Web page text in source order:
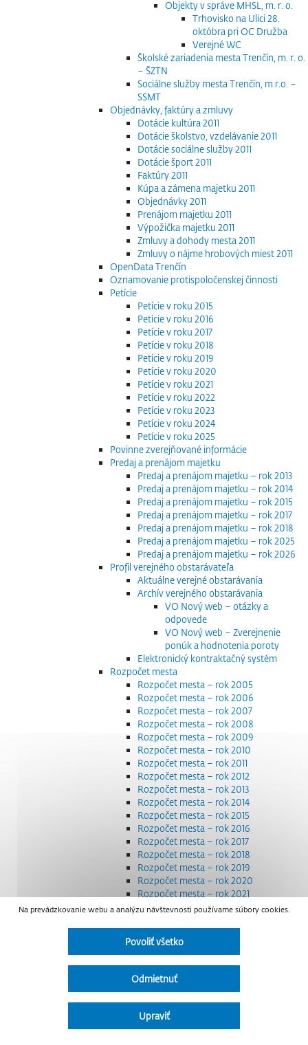
Objekty v správe MHSL, m. r. o.
Trhovisko na Ulici 28.
októbra pri OC Družba
Verejné WC
Školské zariadenia mesta Trenčín, m. r. o.
– ŠZTN
Sociálne služby mesta Trenčín, m.r.o. –
SSMT
Objednávky, faktúry a zmluvy
Dotácie kultúra 2011
Dotácie školstvo, vzdelávanie 2011
Dotácie sociálne služby 2011
Dotácie šport 2011
Faktúry 2011
Kúpa a zámena majetku 2011
Objednávky 2011
Prenájom majetku 2011
Výpožička majetku 2011
Zmluvy a dohody mesta 2011
Zmluvy o nájme hrobových miest 2011
OpenData Trenčín
Oznamovanie protispoločenskej činnosti
Petície
Petície v roku 2015
Petície v roku 2016
Petície v roku 2017
Petície v roku 2018
Petície v roku 2019
Petície v roku 2020
Petície v roku 2021
Petície v roku 2022
Petície v roku 2023
Petície v roku 2024
Petície v roku 2025
Povinne zverejňované informácie
Predaj a prenájom majetku
Predaj a prenájom majetku – rok 2013
Predaj a prenájom majetku – rok 2014
Predaj a prenájom majetku – rok 2015
Predaj a prenájom majetku – rok 2017
Predaj a prenájom majetku – rok 2018
Predaj a prenájom majetku – rok 2025
Predaj a prenájom majetku – rok 2026
Profil verejného obstarávateľa
Aktuálne verejné obstarávania
Archív verejného obstarávania
VO Nový web – otázky a
odpovede
VO Nový web – Zverejnenie
ponúk a hodnotenia poroty
Elektronický kontraktačný systém
Rozpočet mesta
Rozpočet mesta – rok 2005
Rozpočet mesta – rok 2006
Rozpočet mesta – rok 2007
Rozpočet mesta – rok 2008
Rozpočet mesta – rok 2009
Rozpočet mesta – rok 2010
Rozpočet mesta – rok 2011
Rozpočet mesta – rok 2012
Rozpočet mesta – rok 2013
Rozpočet mesta – rok 2014
Rozpočet mesta – rok 2015
Rozpočet mesta – rok 2016
Rozpočet mesta – rok 2017
Rozpočet mesta – rok 2018
Rozpočet mesta – rok 2019
Rozpočet mesta – rok 2020
Rozpočet mesta – rok 2021
Rozpočet mesta – rok 2022
Rozpočet mesta – rok 2025
Rozpočet mesta – rok 2026
Smernice a dokumenty
Strategické dokumenty
Úradná tabuľa
Všeobecne záväzné nariadenia – VZN
Na prevádzkovanie webu a analýzu návštevnosti používame súbory cookies.
Povoliť všetko
Odmietnuť
Upraviť